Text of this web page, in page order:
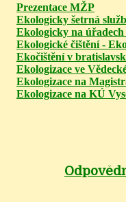
Prezentace MŽP
Ekologicky šetrná
Ekologicky na
Ekologické čištění -
Ekočištění v
Ekologizace ve
Ekologizace na
Ekologizace na KÚ